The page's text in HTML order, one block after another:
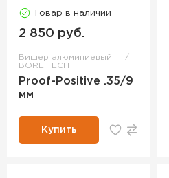
Товар в наличии
2 850 руб.
Вишер алюминиевый
BORE TECH
Proof-Positive .35/9
мм
Купить